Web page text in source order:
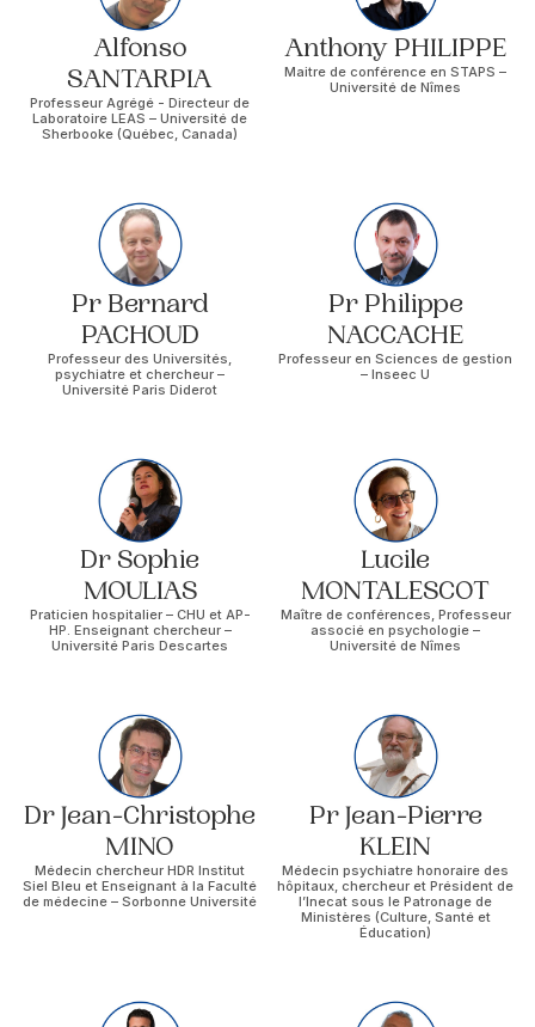
Alfonso
SANTARPIA
Professeur Agrégé - Directeur de
Laboratoire LEAS – Université de
Sherbooke (Québec, Canada)
Anthony PHILIPPE
Maitre de conférence en STAPS –
Université de Nîmes
Pr Bernard
PACHOUD
Professeur des Universités,
psychiatre et chercheur –
Université Paris Diderot
Pr Philippe
NACCACHE
Professeur en Sciences de gestion
– Inseec U
Dr Sophie
MOULIAS
Praticien hospitalier – CHU et AP-
HP. Enseignant chercheur –
Université Paris Descartes
Lucile
MONTALESCOT
Maître de conférences, Professeur
associé en psychologie –
Université de Nîmes
Dr Jean-Christophe
MINO
Médecin chercheur HDR Institut
Siel Bleu et Enseignant à la Faculté
de médecine – Sorbonne Université
Pr Jean-Pierre
KLEIN
Médecin psychiatre honoraire des
hôpitaux, chercheur et Président de
l’Inecat sous le Patronage de
Ministères (Culture, Santé et
Éducation)